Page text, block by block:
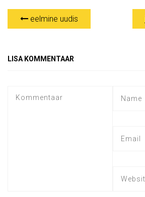
eelmine uudis
LISA KOMMENTAAR